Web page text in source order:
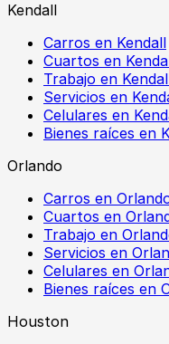
Kendall
Carros en Kendall
Cuartos en
Trabajo en
Servicios en
Celulares en
Bienes raíces en
Orlando
Carros en
Cuartos en
Trabajo en
Servicios en
Celulares en
Bienes raíces en
Houston